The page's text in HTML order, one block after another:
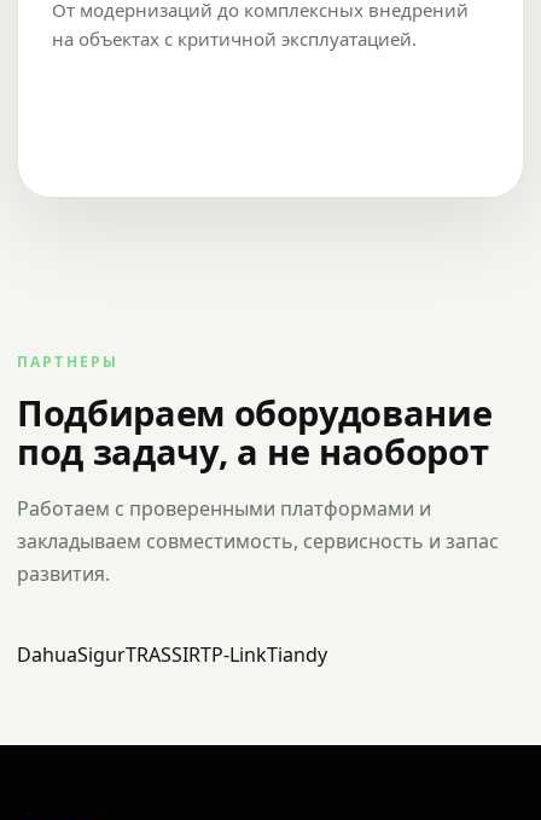
От модернизаций до комплексных внедрений
на объектах с критичной эксплуатацией.
ПАРТНЕРЫ
Подбираем оборудование
под задачу, а не наоборот
Работаем с проверенными платформами и
закладываем совместимость, сервисность и запас
развития.
DahuaSigurTRASSIRTP-LinkTiandy